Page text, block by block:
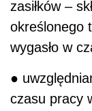
zasiłków –
określonego
wygasło w
●
czasu pracy